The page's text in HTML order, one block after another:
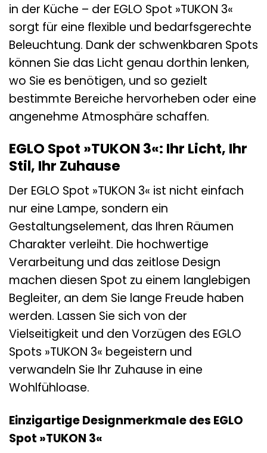
in der Küche – der EGLO Spot »TUKON 3«
sorgt für eine flexible und bedarfsgerechte
Beleuchtung. Dank der schwenkbaren Spots
können Sie das Licht genau dorthin lenken,
wo Sie es benötigen, und so gezielt
bestimmte Bereiche hervorheben oder eine
angenehme Atmosphäre schaffen.
EGLO Spot »TUKON 3«: Ihr Licht, Ihr
Stil, Ihr Zuhause
Der EGLO Spot »TUKON 3« ist nicht einfach
nur eine Lampe, sondern ein
Gestaltungselement, das Ihren Räumen
Charakter verleiht. Die hochwertige
Verarbeitung und das zeitlose Design
machen diesen Spot zu einem langlebigen
Begleiter, an dem Sie lange Freude haben
werden. Lassen Sie sich von der
Vielseitigkeit und den Vorzügen des EGLO
Spots »TUKON 3« begeistern und
verwandeln Sie Ihr Zuhause in eine
Wohlfühloase.
Einzigartige Designmerkmale des EGLO
Spot »TUKON 3«